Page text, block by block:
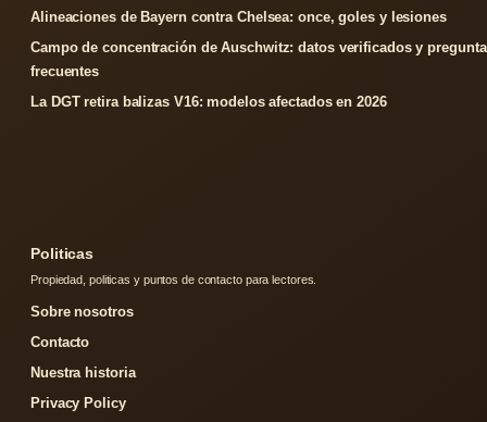
Alineaciones de Bayern contra Chelsea: once, goles y lesiones
Campo de concentración de Auschwitz: datos verificados y
frecuentes
La DGT retira balizas V16: modelos afectados en 2026
Politicas
Propiedad, politicas y puntos de contacto para lectores.
Sobre nosotros
Contacto
Nuestra historia
Privacy Policy